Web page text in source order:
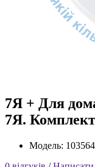
7Я + Для
7Я. Комплект
Модель: 103564